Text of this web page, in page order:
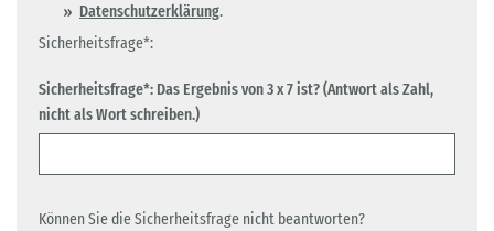
Datenschutzerklärung.
Sicherheitsfrage*:
Sicherheitsfrage*: Das Ergebnis von 3 x 7 ist? (Antwort als Zahl,
nicht als Wort schreiben.)
Können Sie die Sicherheitsfrage nicht beantworten?